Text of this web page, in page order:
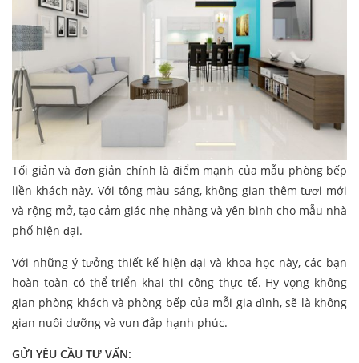
Tối giản và đơn giản chính là điểm mạnh của mẫu phòng bếp
liền khách này. Với tông màu sáng, không gian thêm tươi mới
và rộng mở, tạo cảm giác nhẹ nhàng và yên bình cho mẫu nhà
phố hiện đại.
Với những ý tưởng thiết kế hiện đại và khoa học này, các bạn
hoàn toàn có thể triển khai thi công thực tế. Hy vọng không
gian phòng khách và phòng bếp của mỗi gia đình, sẽ là không
gian nuôi dưỡng và vun đắp hạnh phúc.
GỬI YÊU CẦU TƯ VẤN: